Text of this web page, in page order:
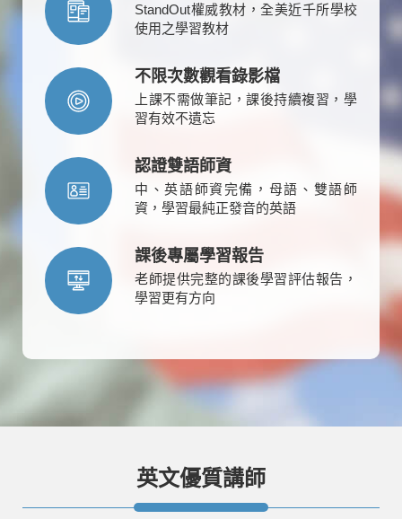
StandOut權威教材，全美近千所學校
使用之學習教材
不限次數觀看錄影檔
上課不需做筆記，課後持續複習，學
習有效不遺忘
認證雙語師資
中、英語師資完備，母語、雙語師
資，學習最純正發音的英語
課後專屬學習報告
老師提供完整的課後學習評估報告，
學習更有方向
英文優質講師